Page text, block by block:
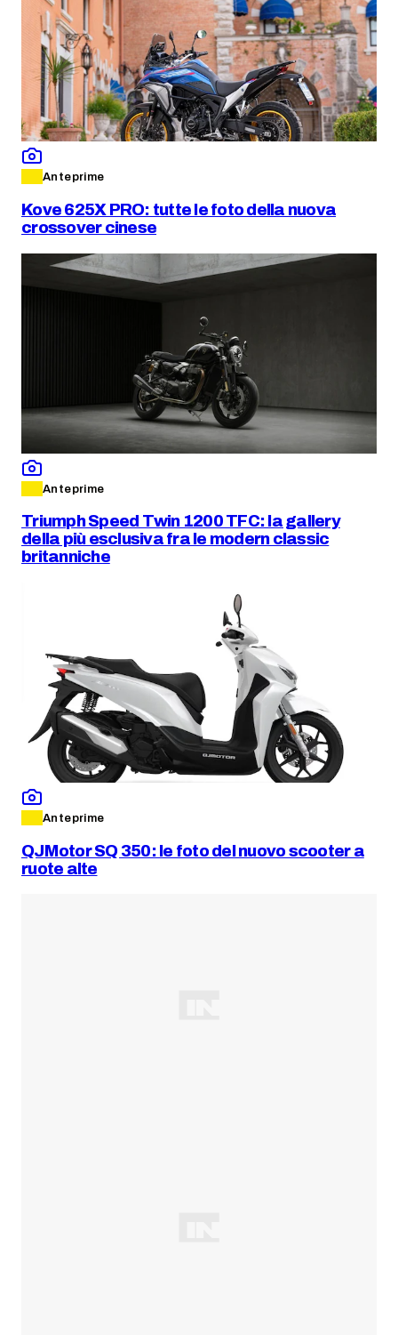
Anteprime
Kove 625X PRO: tutte le foto della nuova
crossover cinese
Anteprime
Triumph Speed Twin 1200 TFC: la gallery
della più esclusiva fra le modern classic
britanniche
Anteprime
QJMotor SQ 350: le foto del nuovo scooter a
ruote alte